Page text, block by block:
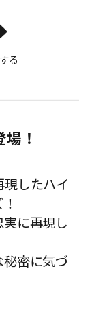
る
！
したハイ
に再現し
密に気づ